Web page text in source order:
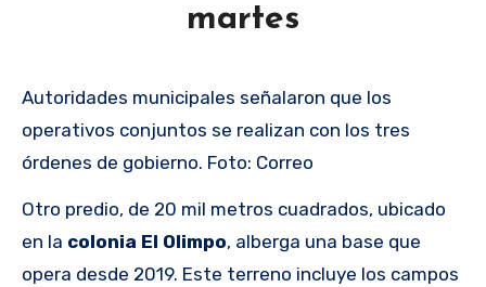
martes
Autoridades municipales señalaron que los
operativos conjuntos se realizan con los tres
órdenes de gobierno. Foto: Correo
Otro predio, de 20 mil metros cuadrados, ubicado
en la colonia El Olimpo, alberga una base que
opera desde 2019. Este terreno incluye los campos